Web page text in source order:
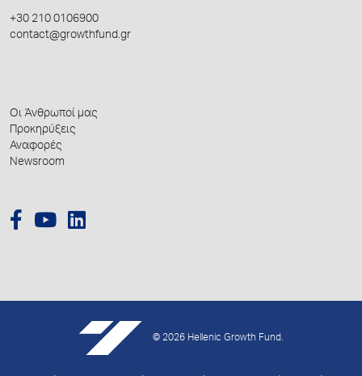
+30 210 0106900
contact@growthfund.gr
Οι Άνθρωποί μας
Προκηρύξεις
Αναφορές
Newsroom
© 2026 Hellenic Growth Fund.